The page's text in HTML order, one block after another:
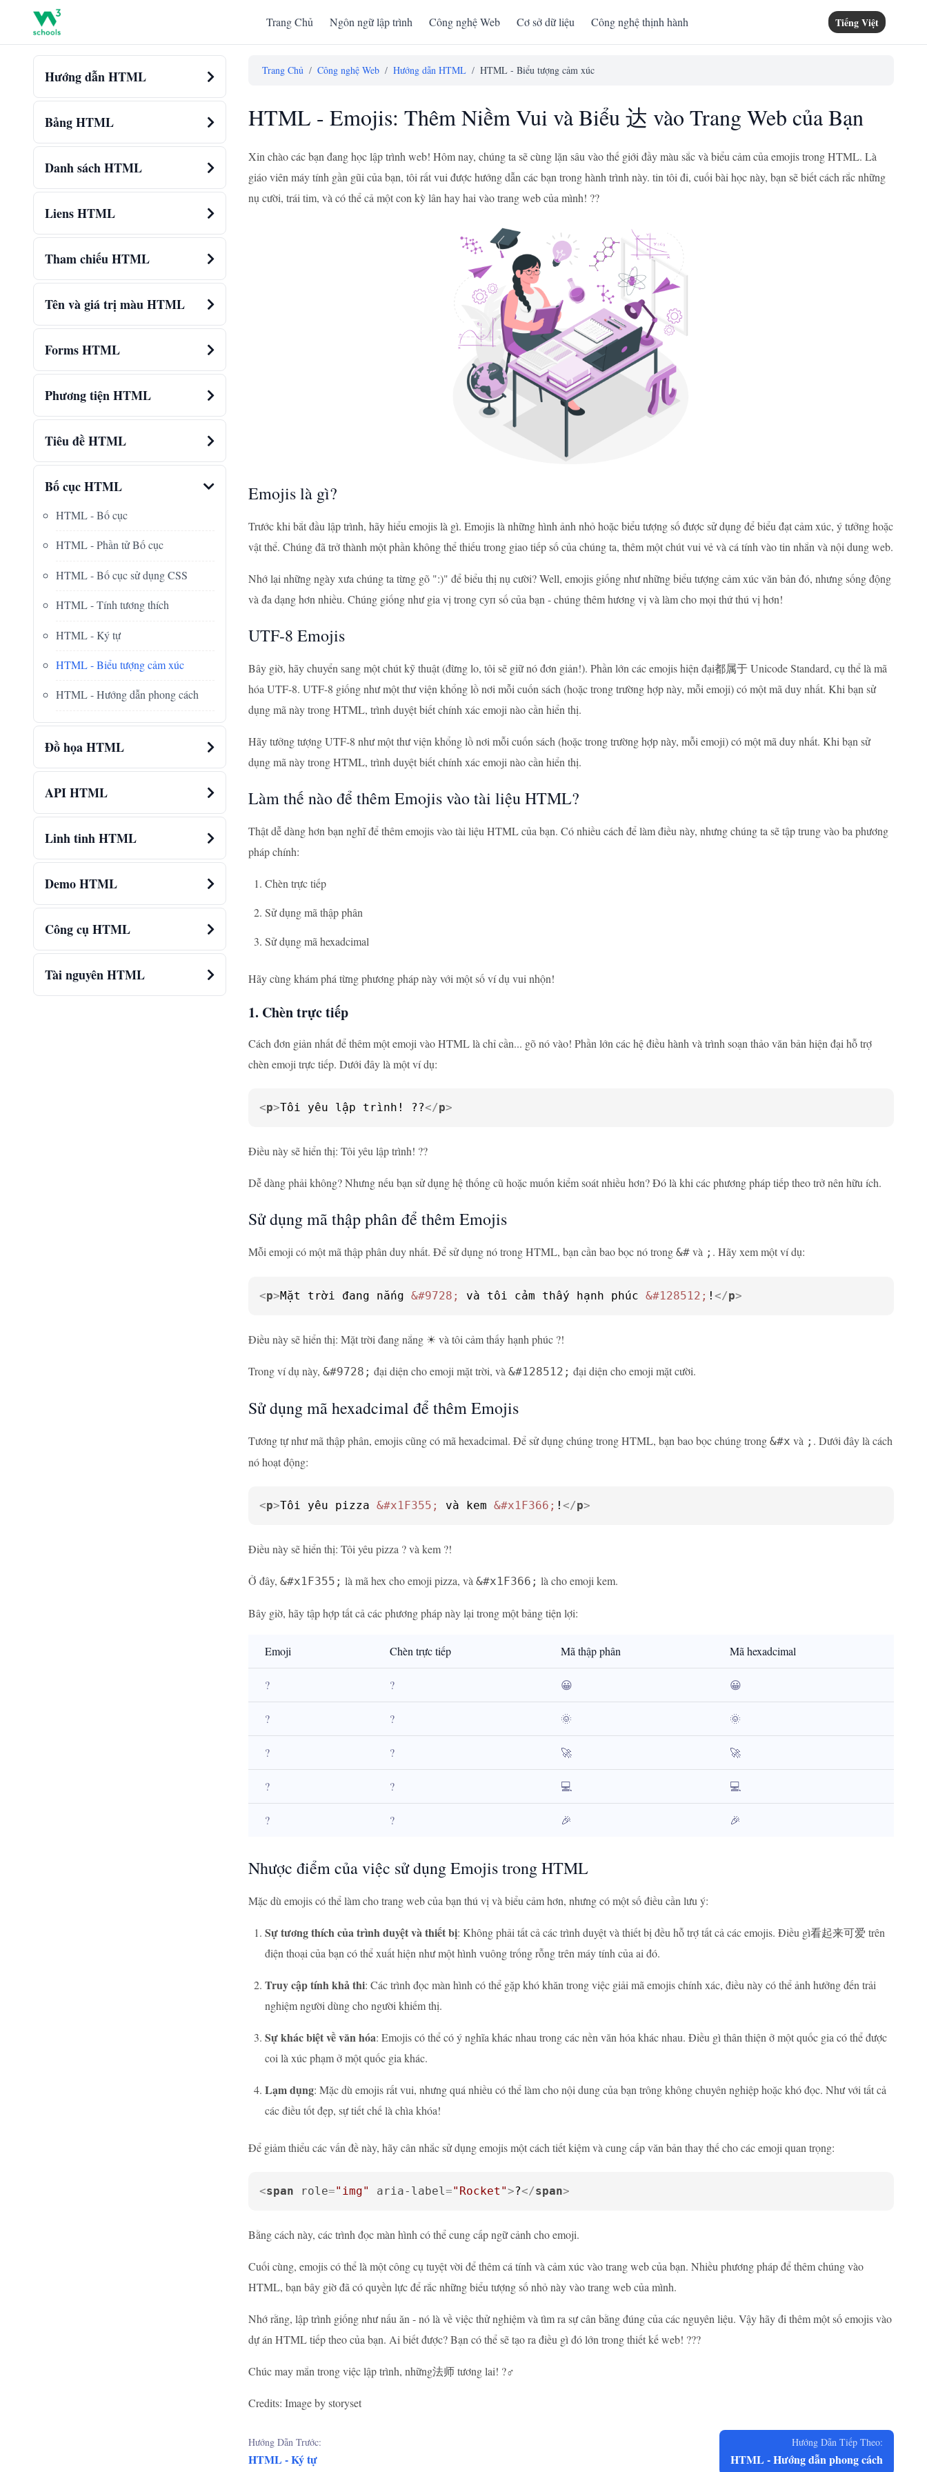
Trang Chủ Ngôn ngữ lập trình Công nghệ Web Cơ sở dữ liệu Công nghệ thịnh hành Tiếng Việt
Hướng dẫn HTML
Bảng HTML
Danh sách HTML
Liens HTML
Tham chiếu HTML
Tên và giá trị màu HTML
Forms HTML
Phương tiện HTML
Tiêu đề HTML
Bố cục HTML
HTML - Bố cục
HTML - Phần tử Bố cục
HTML - Bố cục sử dụng CSS
HTML - Tính tương thích
HTML - Ký tự
HTML - Biểu tượng cảm xúc
HTML - Hướng dẫn phong cách
Đồ họa HTML
API HTML
Linh tinh HTML
Demo HTML
Công cụ HTML
Tài nguyên HTML
Trang Chủ / Công nghệ Web / Hướng dẫn HTML / HTML - Biểu tượng cảm xúc
HTML - Emojis: Thêm Niềm Vui và Biểu 达 vào Trang Web của Bạn
Xin chào các bạn đang học lập trình web! Hôm nay, chúng ta sẽ cùng lặn sâu vào thế giới đầy màu sắc và biểu cảm của emojis trong HTML. Là
giáo viên máy tính gần gũi của bạn, tôi rất vui được hướng dẫn các bạn trong hành trình này. tin tôi đi, cuối bài học này, bạn sẽ biết cách rắc những
nụ cười, trái tim, và có thể cả một con kỳ lân hay hai vào trang web của mình! ??
Emojis là gì?
Trước khi bắt đầu lập trình, hãy hiểu emojis là gì. Emojis là những hình ảnh nhỏ hoặc biểu tượng số được sử dụng để biểu đạt cảm xúc, ý tưởng hoặc
vật thể. Chúng đã trở thành một phần không thể thiếu trong giao tiếp số của chúng ta, thêm một chút vui vẻ và cá tính vào tin nhắn và nội dung web.
Nhớ lại những ngày xưa chúng ta từng gõ ":)" để biểu thị nụ cười? Well, emojis giống như những biểu tượng cảm xúc văn bản đó, nhưng sống động
và đa dạng hơn nhiều. Chúng giống như gia vị trong суп số của bạn - chúng thêm hương vị và làm cho mọi thứ thú vị hơn!
UTF-8 Emojis
Bây giờ, hãy chuyển sang một chút kỹ thuật (đừng lo, tôi sẽ giữ nó đơn giản!). Phần lớn các emojis hiện đại都属于 Unicode Standard, cụ thể là mã
hóa UTF-8. UTF-8 giống như một thư viện khổng lồ nơi mỗi cuốn sách (hoặc trong trường hợp này, mỗi emoji) có một mã duy nhất. Khi bạn sử
dụng mã này trong HTML, trình duyệt biết chính xác emoji nào cần hiển thị.
Hãy tưởng tượng UTF-8 như một thư viện khổng lồ nơi mỗi cuốn sách (hoặc trong trường hợp này, mỗi emoji) có một mã duy nhất. Khi bạn sử
dụng mã này trong HTML, trình duyệt biết chính xác emoji nào cần hiển thị.
Làm thế nào để thêm Emojis vào tài liệu HTML?
Thật dễ dàng hơn bạn nghĩ để thêm emojis vào tài liệu HTML của bạn. Có nhiều cách để làm điều này, nhưng chúng ta sẽ tập trung vào ba phương
pháp chính:
Chèn trực tiếp
Sử dụng mã thập phân
Sử dụng mã hexadcimal
Hãy cùng khám phá từng phương pháp này với một số ví dụ vui nhộn!
1. Chèn trực tiếp
Cách đơn giản nhất để thêm một emoji vào HTML là chỉ cần... gõ nó vào! Phần lớn các hệ điều hành và trình soạn thảo văn bản hiện đại hỗ trợ
chèn emoji trực tiếp. Dưới đây là một ví dụ:
<p>Tôi yêu lập trình! ?‍?</p>
Điều này sẽ hiển thị: Tôi yêu lập trình! ?‍?
Dễ dàng phải không? Nhưng nếu bạn sử dụng hệ thống cũ hoặc muốn kiểm soát nhiều hơn? Đó là khi các phương pháp tiếp theo trở nên hữu ích.
Sử dụng mã thập phân để thêm Emojis
Mỗi emoji có một mã thập phân duy nhất. Để sử dụng nó trong HTML, bạn cần bao bọc nó trong &# và ; . Hãy xem một ví dụ:
<p>Mặt trời đang nắng &#9728; và tôi cảm thấy hạnh phúc &#128512; ! </p>
Điều này sẽ hiển thị: Mặt trời đang nắng ☀ và tôi cảm thấy hạnh phúc ?!
Trong ví dụ này, &#9728; đại diện cho emoji mặt trời, và &#128512; đại diện cho emoji mặt cười.
Sử dụng mã hexadcimal để thêm Emojis
Tương tự như mã thập phân, emojis cũng có mã hexadcimal. Để sử dụng chúng trong HTML, bạn bao bọc chúng trong &#x và ; . Dưới đây là cách
nó hoạt động:
<p>Tôi yêu pizza &#x1F355; và kem &#x1F366; ! </p>
Điều này sẽ hiển thị: Tôi yêu pizza ? và kem ?!
Ở đây, &#x1F355; là mã hex cho emoji pizza, và &#x1F366; là cho emoji kem.
Bây giờ, hãy tập hợp tất cả các phương pháp này lại trong một bảng tiện lợi:
Emoji Chèn trực tiếp Mã thập phân Mã hexadcimal
? ? 😀 😀
? ? 🌞 🌞
? ? 🚀 🚀
? ? 💻 💻
? ? 🎉 🎉
Nhược điểm của việc sử dụng Emojis trong HTML
Mặc dù emojis có thể làm cho trang web của bạn thú vị và biểu cảm hơn, nhưng có một số điều cần lưu ý:
Sự tương thích của trình duyệt và thiết bị: Không phải tất cả các trình duyệt và thiết bị đều hỗ trợ tất cả các emojis. Điều gì看起来可爱 trên
điện thoại của bạn có thể xuất hiện như một hình vuông trống rỗng trên máy tính của ai đó.
Truy cập tính khả thi: Các trình đọc màn hình có thể gặp khó khăn trong việc giải mã emojis chính xác, điều này có thể ảnh hưởng đến trải
nghiệm người dùng cho người khiếm thị.
Sự khác biệt về văn hóa: Emojis có thể có ý nghĩa khác nhau trong các nền văn hóa khác nhau. Điều gì thân thiện ở một quốc gia có thể được
coi là xúc phạm ở một quốc gia khác.
Lạm dụng: Mặc dù emojis rất vui, nhưng quá nhiều có thể làm cho nội dung của bạn trông không chuyên nghiệp hoặc khó đọc. Như với tất cả
các điều tốt đẹp, sự tiết chế là chìa khóa!
Để giảm thiểu các vấn đề này, hãy cân nhắc sử dụng emojis một cách tiết kiệm và cung cấp văn bản thay thế cho các emoji quan trọng:
<span role="img" aria-label="Rocket">?</span>
Bằng cách này, các trình đọc màn hình có thể cung cấp ngữ cảnh cho emoji.
Cuối cùng, emojis có thể là một công cụ tuyệt vời để thêm cá tính và cảm xúc vào trang web của bạn. Nhiều phương pháp để thêm chúng vào
HTML, bạn bây giờ đã có quyền lực để rắc những biểu tượng số nhỏ này vào trang web của mình.
Nhớ rằng, lập trình giống như nấu ăn - nó là về việc thử nghiệm và tìm ra sự cân bằng đúng của các nguyên liệu. Vậy hãy đi thêm một số emojis vào
dự án HTML tiếp theo của bạn. Ai biết được? Bạn có thể sẽ tạo ra điều gì đó lớn trong thiết kế web! ???
Chúc may mắn trong việc lập trình, những法师 tương lai! ?‍♂️
Credits: Image by storyset
Hướng Dẫn Trước:
HTML - Ký tự
Hướng Dẫn Tiếp Theo:
HTML - Hướng dẫn phong cách